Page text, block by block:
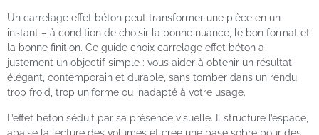
Un carrelage effet béton peut transformer une pièce en un
instant – à condition de choisir la bonne nuance, le bon format et
la bonne finition. Ce guide choix carrelage effet béton a
justement un objectif simple : vous aider à obtenir un résultat
élégant, contemporain et durable, sans tomber dans un rendu
trop froid, trop uniforme ou inadapté à votre usage.
L’effet béton séduit par sa présence visuelle. Il structure l’espace,
apaise la lecture des volumes et crée une base sobre pour des